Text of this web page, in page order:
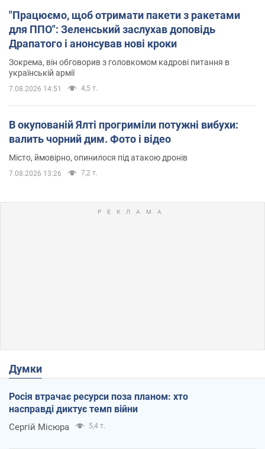
"Працюємо, щоб отримати пакети з ракетами
для ППО": Зеленський заслухав доповідь
Драпатого і анонсував нові кроки
Зокрема, він обговорив з головкомом кадрові питання в
українській армії
7.08.2026 14:51 4,5 т.
В окупованій Ялті прогриміли потужні вибухи:
валить чорний дим. Фото і відео
Місто, ймовірно, опинилося під атакою дронів
7.08.2026 13:26 7,2 т.
Думки
Росія втрачає ресурси поза планом: хто
насправді диктує темп війни
Сергій Місюра 5,4 т.